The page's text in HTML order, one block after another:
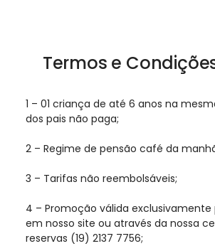
Termos e
1 – 01 criança de até 6 anos na
dos pais não paga;
2 – Regime de pensão café da
3 – Tarifas não reembolsáveis;
4 – Promoção válida
em nosso site ou através da nossa
reservas (19) 2137 7756;